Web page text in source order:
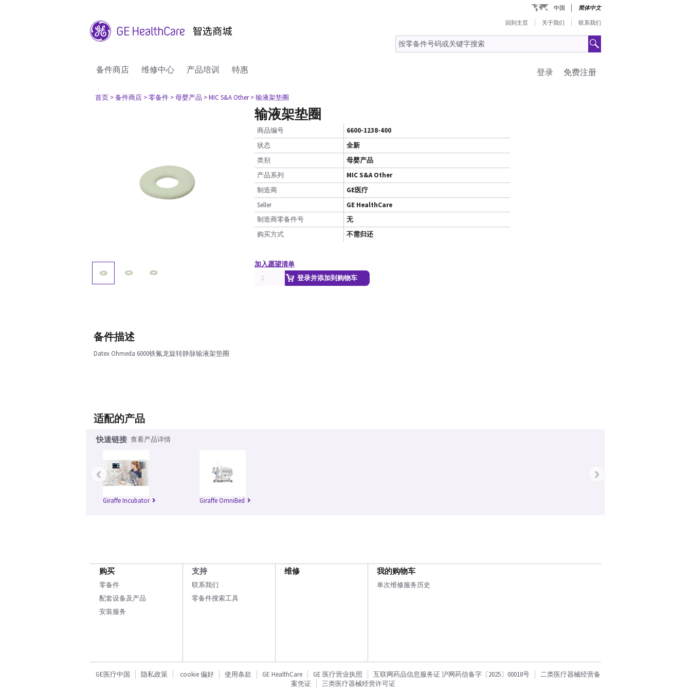
中国 简体中文
回到主页 关于我们 联系我们
备件商店 维修中心 产品培训 特惠 免费注册
登录
首页 > 备件商店 > 零备件 > 母婴产品 > MIC S&A Other > 输液架垫圈
输液架垫圈
商品编号
6600-1238-400
状态
全新
类别
母婴产品
产品系列
MIC S&A Other
制造商
GE医疗
Seller
GE HealthCare
制造商零备件号
无
购买方式
不需归还
加入愿望清单
登录并添加到购物车
备件描述
Datex Ohmeda 6000铁氟龙旋转静脉输液架垫圈
适配的产品
快速链接 查看产品详情
Giraffe Incubator Giraffe OmniBed
‹ ›
购买
零备件
配套设备及产品
安装服务
支持
联系我们
零备件搜索工具
维修 我的购物车
单次维修服务历史
GE医疗中国 隐私政策 cookie 偏好 使用条款 GE HealthCare GE 医疗营业执照 互联网药品信息服务证 沪网药信备字〔2025〕00018号
二类医疗器械经营备
案凭证
三类医疗器械经营许可证